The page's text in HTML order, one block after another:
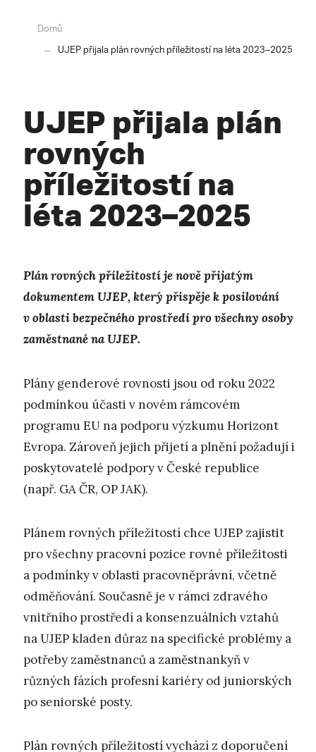
Domů
UJEP přijala plán rovných příležitostí na léta 2023–2025
UJEP přijala plán
rovných
příležitostí na
léta 2023–2025
Plán rovných příležitostí je nově přijatým
dokumentem UJEP, který přispěje k posilování
v oblasti bezpečného prostředí pro všechny osoby
zaměstnané na UJEP.
Plány genderové rovnosti jsou od roku 2022
podmínkou účasti v novém rámcovém
programu EU na podporu výzkumu Horizont
Evropa. Zároveň jejich přijetí a plnění požadují i
poskytovatelé podpory v České republice
(např. GA ČR, OP JAK).
Plánem rovných příležitostí chce UJEP zajistit
pro všechny pracovní pozice rovné příležitosti
a podmínky v oblasti pracovněprávní, včetně
odměňování. Současně je v rámci zdravého
vnitřního prostředí a konsenzuálních vztahů
na UJEP kladen důraz na specifické problémy a
potřeby zaměstnanců a zaměstnankyň v
různých fázích profesní kariéry od juniorských
po seniorské posty.
Plán rovných příležitostí vychází z doporučení